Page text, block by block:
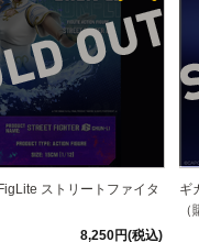
ストリートファイタ
8,250円(税込)
ギ